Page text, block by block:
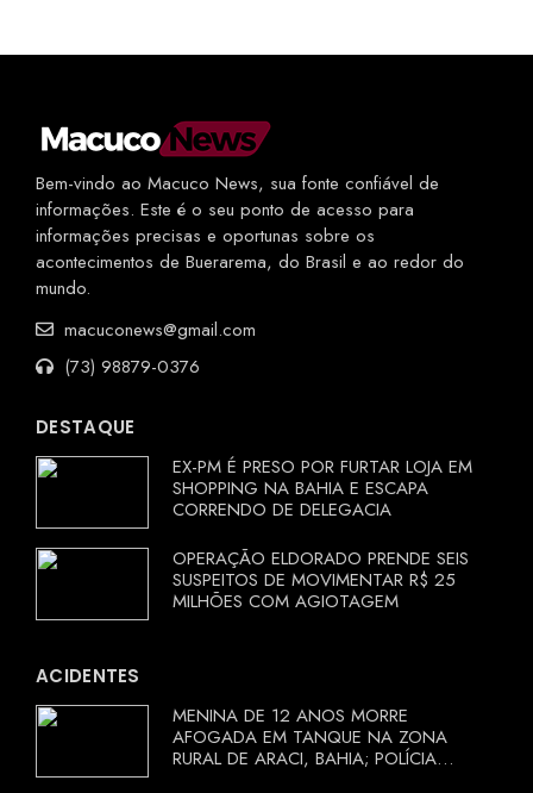
Bem-vindo ao Macuco News, sua fonte confiável de
informações. Este é o seu ponto de acesso para
informações precisas e oportunas sobre os
acontecimentos de Buerarema, do Brasil e ao redor do
mundo.
macuconews@gmail.com
(73) 98879-0376
DESTAQUE
EX-PM É PRESO POR FURTAR LOJA EM
SHOPPING NA BAHIA E ESCAPA
CORRENDO DE DELEGACIA
OPERAÇÃO ELDORADO PRENDE SEIS
SUSPEITOS DE MOVIMENTAR R$ 25
MILHÕES COM AGIOTAGEM
ACIDENTES
MENINA DE 12 ANOS MORRE
AFOGADA EM TANQUE NA ZONA
RURAL DE ARACI, BAHIA; POLÍCIA